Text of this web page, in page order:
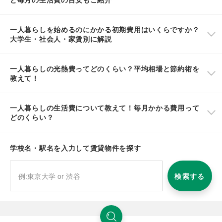
一人暮らしを始めるのにかかる初期費用はいくらですか？
大学生・社会人・家賃別に解説
一人暮らしの光熱費ってどのくらい？平均相場と節約術を
教えて！
一人暮らしの生活費について教えて！毎月かかる費用って
どのくらい？
学校名・駅名を入力して賃貸物件を探す
検索する